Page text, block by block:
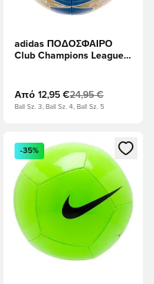
adidas ΠΟΔΟΣΦΑΙΡΟ
Club Champions League
Από 12,95 €24,95 €
Ball Sz. 3, Ball Sz. 4, Ball Sz. 5
ή να εγγραφείτε ως
Ανοίγει ένα Modal για να
-35%